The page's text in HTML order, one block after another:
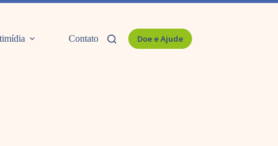
Contato Doe e Ajude